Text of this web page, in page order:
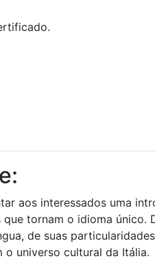
aos interessados uma
tornam o idioma
de suas
universo cultural da Itália.